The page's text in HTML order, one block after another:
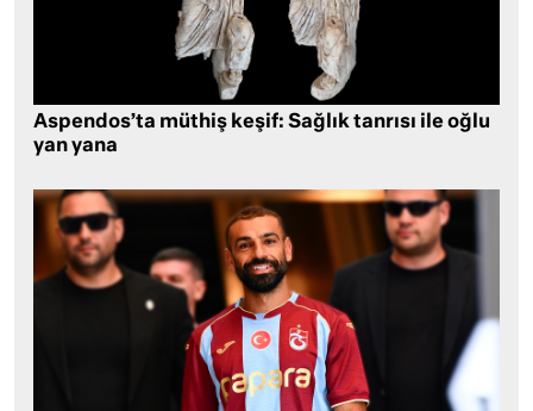
Aspendos’ta müthiş keşif: Sağlık tanrısı ile oğlu
yan yana